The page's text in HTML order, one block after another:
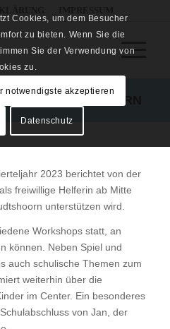
2023 berichtet von der
freiwillige Helferin ab Mitte
unterstützen wird.
Workshops statt, an
können. Neben Spiel und
auch schulische Themen zum
weiterhin über die
im Center. Ein besonderes
von Jan, der
Cookies, um dem Besucher
zu bieten. Wenn Sie die
Sie der Verwendung von
zu.
notwendigste akzeptieren
Datenschutz